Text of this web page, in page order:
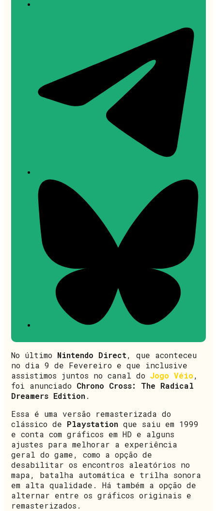
No último Nintendo Direct, que aconteceu
no dia 9 de Fevereiro e que inclusive
assistimos juntos no canal do Jogo Véio,
foi anunciado Chrono Cross: The Radical
Dreamers Edition.
Essa é uma versão remasterizada do
clássico de Playstation que saiu em 1999
e conta com gráficos em HD e alguns
ajustes para melhorar a experiência
geral do game, como a opção de
desabilitar os encontros aleatórios no
mapa, batalha automática e trilha sonora
em alta qualidade. Há também a opção de
alternar entre os gráficos originais e
remasterizados.